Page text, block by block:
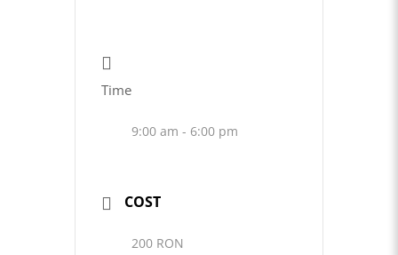
Time
9:00 am - 6:00 pm
COST
200 RON